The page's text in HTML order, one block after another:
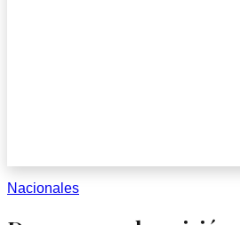
Nacionales